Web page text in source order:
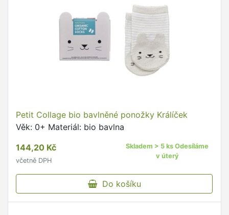
Petit Collage bio bavlněné ponožky Králíček
Věk: 0+ Materiál: bio bavlna
144,20 Kč
včetně DPH
Skladem > 5 ks Odesíláme
v úterý
Do košíku